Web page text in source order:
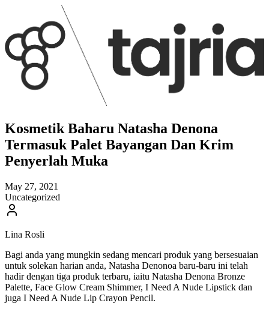
Kosmetik Baharu Natasha Denona
Termasuk Palet Bayangan Dan Krim
Penyerlah Muka
May 27, 2021
Uncategorized
Lina Rosli
Bagi anda yang mungkin sedang mencari produk yang bersesuaian
untuk solekan harian anda, Natasha Denonoa baru-baru ini telah
hadir dengan tiga produk terbaru, iaitu Natasha Denona Bronze
Palette, Face Glow Cream Shimmer, I Need A Nude Lipstick dan
juga I Need A Nude Lip Crayon Pencil.